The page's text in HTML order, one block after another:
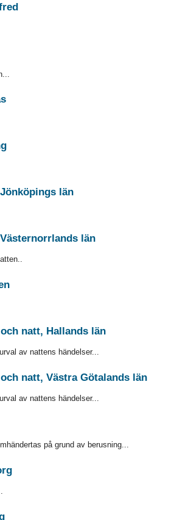
län
län
natt, Hallands län
av nattens händelser...
natt, Västra Götalands län
av nattens händelser...
på grund av berusning...